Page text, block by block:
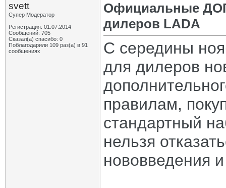
svett
Супер Модератор
Регистрация: 01.07.2014
Сообщений: 705
Сказал(а) спасибо: 0
Поблагодарили 109 раз(а) в 91
сообщениях
Официальные
дилеров LADA
С середины
для дилеров
правилам,
стандартный
нельзя
нововведения и